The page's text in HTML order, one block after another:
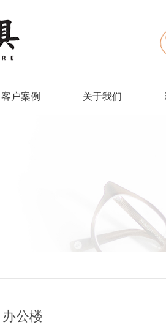
客户案例 关于我们
办公楼